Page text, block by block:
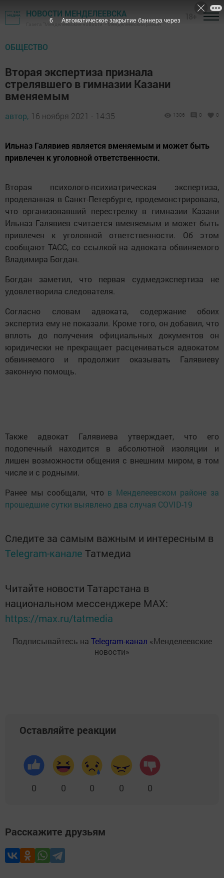
НОВОСТИ МЕНДЕЛЕЕВСКА
Газета "Менделеевские новости" - Менделеевский район
ОБЩЕСТВО
Вторая экспертиза признала
стрелявшего в гимназии Казани
вменяемым
автор, 16 ноября 2021 - 14:35 1306 0 0
Ильназ Галявиев является вменяемым и может быть
привлечен к уголовной ответственности.
Вторая психолого-психиатрическая экспертиза,
проделанная в Санкт-Петербурге, продемонстрировала,
что организовавший перестрелку в гимназии Казани
Ильназ Галявиев считается вменяемым и может быть
привлечен к уголовной ответственности. Об этом
сообщают ТАСС, со ссылкой на адвоката обвиняемого
Владимира Богдан.
Богдан заметил, что первая судмедэкспертиза не
удовлетворила следователя.
Согласно словам адвоката, содержание обоих
экспертиз ему не показали. Кроме того, он добавил, что
вплоть до получения официальных документов он
юридически не прекращает расцениваться адвокатом
обвиняемого и продолжит оказывать Галявиеву
законную помощь.
Также адвокат Галявиева утверждает, что его
подопечный находится в абсолютной изоляции и
лишен возможности общения с внешним миром, в том
числе и с родными.
Ранее мы сообщали, что в Менделеевском районе за
прошедшие сутки выявлено два случая COVID-19
Следите за самым важным и интересным в
Telegram-канале Татмедиа
Читайте новости Татарстана в
национальном мессенджере MАХ:
https://max.ru/tatmedia
Подписывайтесь на Telegram-канал «Менделеевские
новости»
Оставляйте реакции
0 0 0 0 0
Расскажите друзьям
6 Автоматическое закрытие баннера через